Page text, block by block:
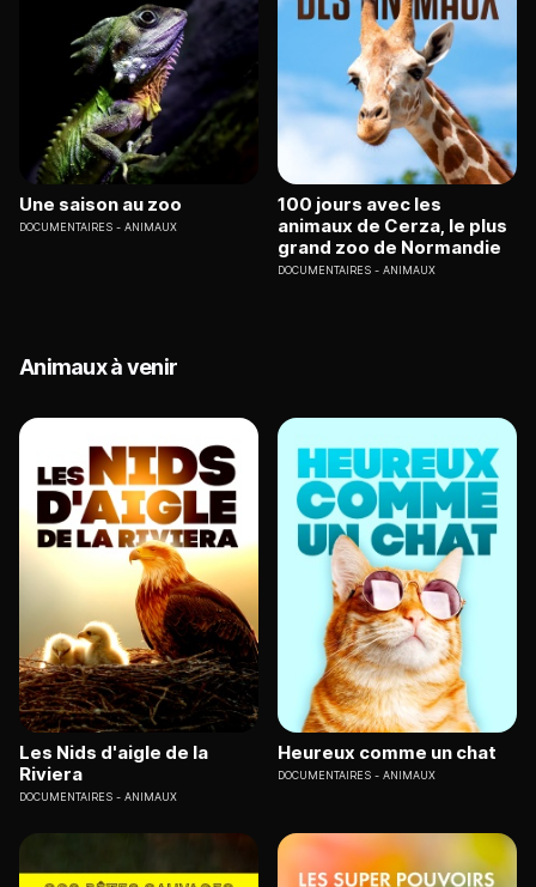
Une saison au zoo
DOCUMENTAIRES ANIMAUX
100 jours avec les
animaux de Cerza, le plus
grand zoo de Normandie
DOCUMENTAIRES ANIMAUX
Animaux à venir
Les Nids d'aigle de la
Riviera
DOCUMENTAIRES ANIMAUX
Heureux comme un chat
DOCUMENTAIRES ANIMAUX